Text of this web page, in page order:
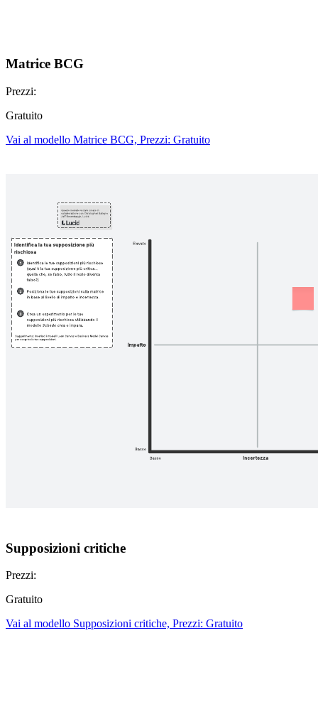
Matrice BCG
Prezzi:
Gratuito
Vai al modello Matrice BCG, Prezzi: Gratuito
Supposizioni critiche
Prezzi:
Gratuito
Vai al modello Supposizioni critiche, Prezzi: Gratuito